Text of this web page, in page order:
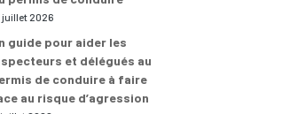
juillet 2026
guide pour aider les
et délégués au
de conduire à faire
au risque d’agression